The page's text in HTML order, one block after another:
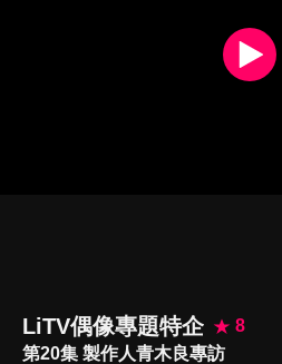
LiTV偶像專題特企
8
第20集 製作人青木良專訪